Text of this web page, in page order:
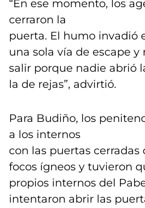
“En ese momento, los
cerraron la
puerta. El humo invadió
una sola vía de escape y
salir porque nadie abrió
la de rejas”, advirtió.
Para Budiño, los
a los internos
con las puertas
focos ígneos y tuvieron
propios internos del
intentaron abrir las